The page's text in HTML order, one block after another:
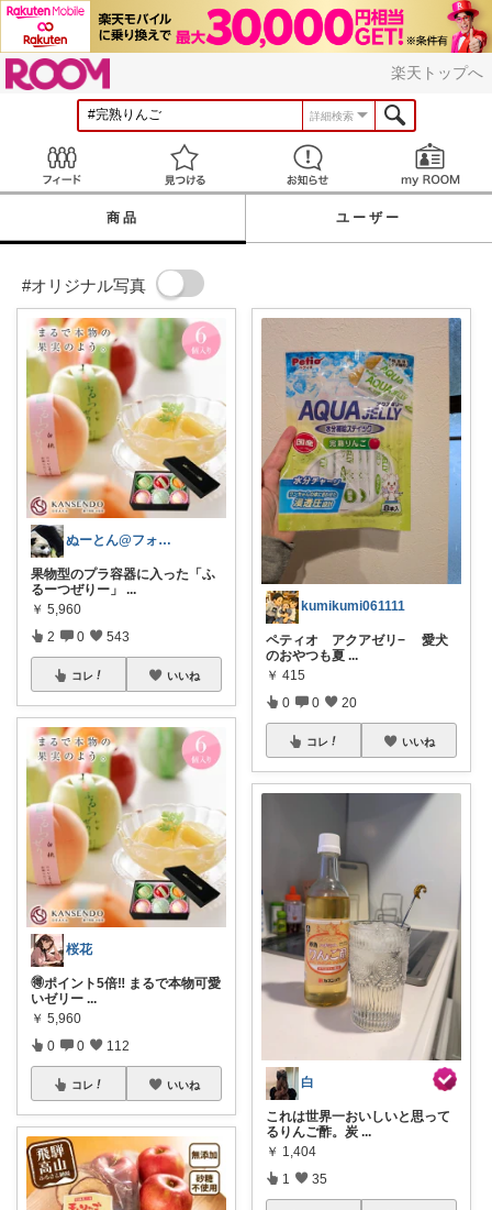
楽天トップへ
詳細検索
見つける お知らせ
商品 ユーザー
#オリジナル写真
ぬーとん@フォロバ100％
果物型のプラ容器に入った「ふ
るーつぜりー」
...
￥ 5,960
2 0 543
コレ いいね
桜花
🉐ポイント5倍‼️ まるで本物可愛
いゼリー ...
￥ 5,960
0 0 112
コレ いいね
kumikumi061111
ペティオ アクアゼリ− 愛犬
のおやつも夏 ...
￥ 415
0 0 20
コレ いいね
白
これは世界一おいしいと思って
るりんご酢。炭 ...
￥ 1,404
1 35